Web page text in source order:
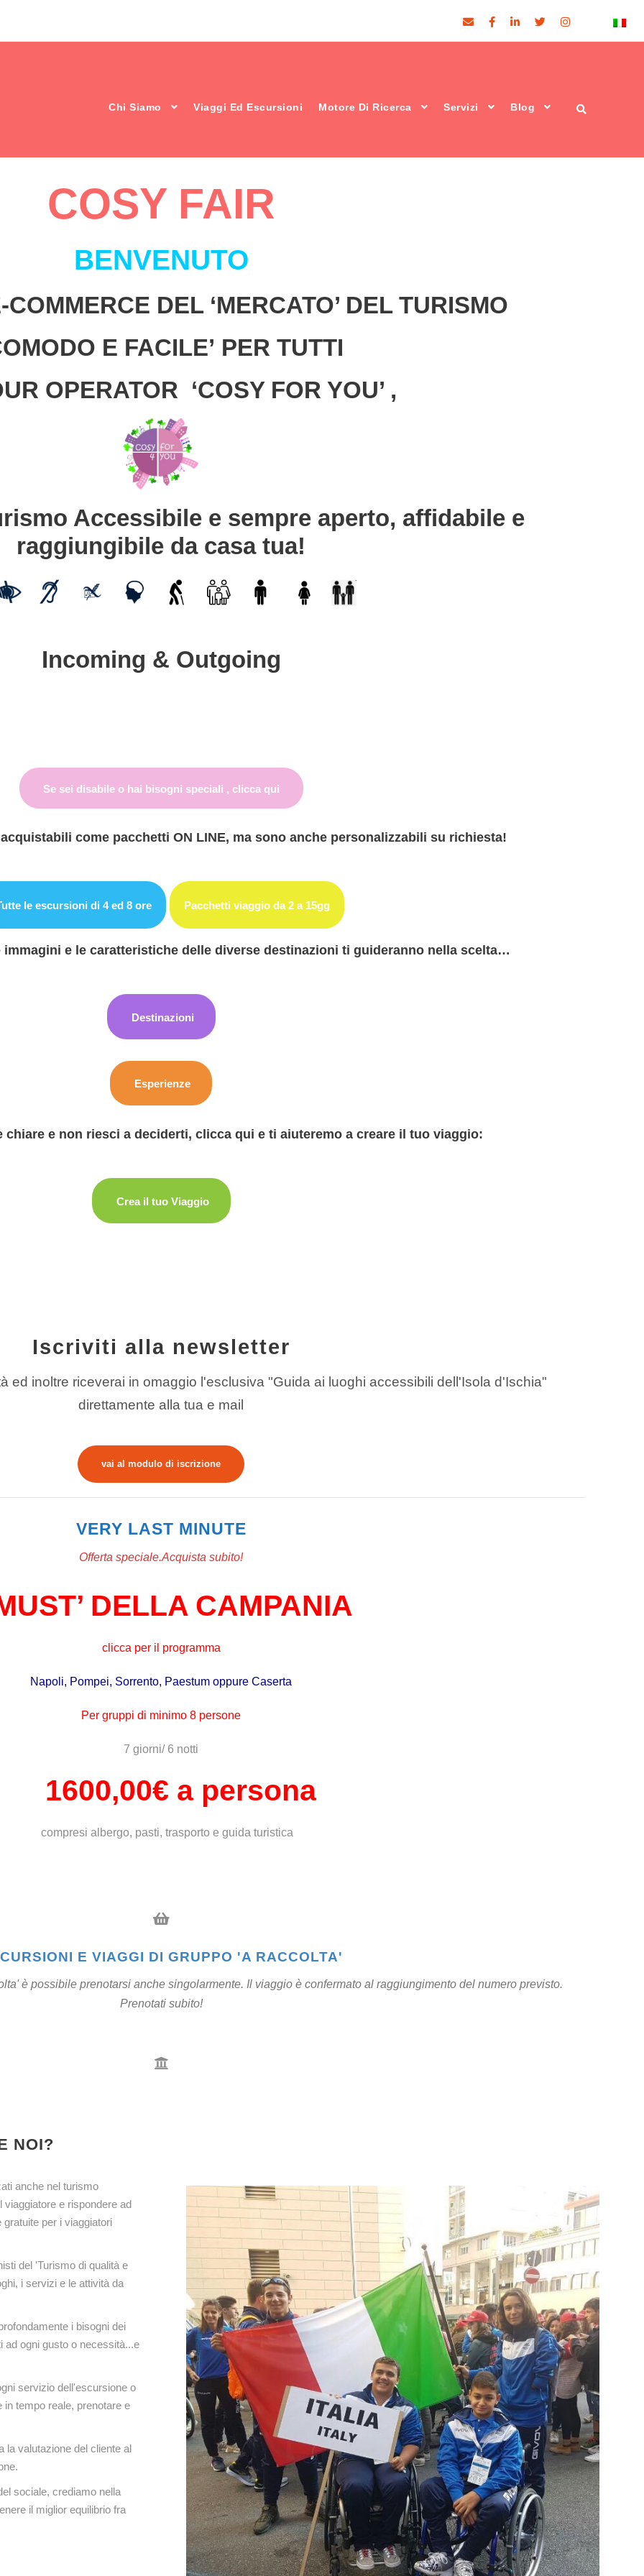
Chi Siamo Viaggi Ed Escursioni Motore Di Ricerca Servizi Blog
COSY FAIR
BENVENUTO
DEL ‘MERCATO’ DEL TURISMO
E FACILE’ PER TUTTI
OPERATOR ‘COSY FOR YOU’ ,
Accessibile e sempre aperto, affidabile e
raggiungibile da casa tua!
Incoming & Outgoing
Se sei disabile o hai bisogni speciali , clicca qui
come pacchetti ON LINE, ma sono anche personalizzabili su richiesta!
le escursioni di 4 ed 8 ore Pacchetti viaggio da 2 a 15gg
e le caratteristiche delle diverse destinazioni ti guideranno nella scelta…
Destinazioni
Esperienze
e non riesci a deciderti, clicca qui e ti aiuteremo a creare il tuo viaggio:
Crea il tuo Viaggio
Iscriviti alla newsletter
ed inoltre riceverai in omaggio l'esclusiva "Guida ai luoghi accessibili dell'Isola d'Ischia"
direttamente alla tua e mail
vai al modulo di iscrizione
VERY LAST MINUTE
Offerta speciale.Acquista subito!
DELLA CAMPANIA
clicca per il programma
Napoli, Pompei, Sorrento, Paestum oppure Caserta
Per gruppi di minimo 8 persone
7 giorni/ 6 notti
1600,00€ a persona
compresi albergo, pasti, trasporto e guida turistica
E VIAGGI DI GRUPPO 'A RACCOLTA'
è possibile prenotarsi anche singolarmente. Il viaggio è confermato al raggiungimento del numero previsto.
Prenotati subito!
NOI?
anche nel turismo
e rispondere ad
per i viaggiatori
del 'Turismo di qualità e
i servizi e le attività da
i bisogni dei
ad ogni gusto o necessità...e
servizio dell'escursione o
tempo reale, prenotare e
la valutazione del cliente al
sociale, crediamo nella
il miglior equilibrio fra